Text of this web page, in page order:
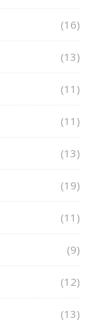
(16)
(13)
(11)
(11)
(13)
(19)
(11)
(9)
(12)
(13)